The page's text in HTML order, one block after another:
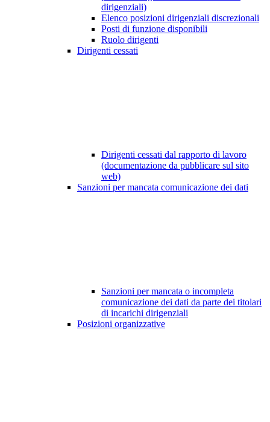
dirigenziali)
Elenco posizioni dirigenziali discrezionali
Posti di funzione disponibili
Ruolo dirigenti
Dirigenti cessati
Dirigenti cessati dal rapporto di lavoro
(documentazione da pubblicare sul sito
web)
Sanzioni per mancata comunicazione dei dati
Sanzioni per mancata o incompleta
comunicazione dei dati da parte dei titolari
di incarichi dirigenziali
Posizioni organizzative